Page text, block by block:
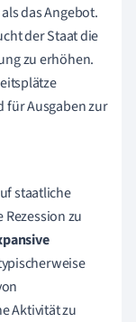
das Angebot.
der Staat die
zu erhöhen.
für Ausgaben zur
staatliche
zu
Aktivität zu